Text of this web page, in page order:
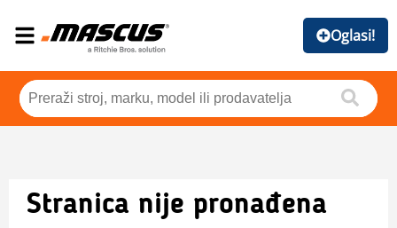
Oglasi!
Stranica nije pronađena